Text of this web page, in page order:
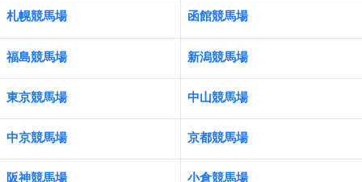
札幌競馬場 函館競馬場
福島競馬場 新潟競馬場
東京競馬場 中山競馬場
中京競馬場 京都競馬場
阪神競馬場 小倉競馬場